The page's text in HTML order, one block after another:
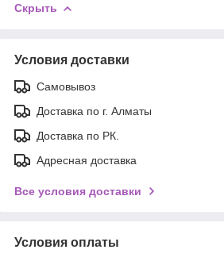
Скрыть
Условия доставки
Самовывоз
Доставка по г. Алматы
Доставка по РК.
Адресная доставка
Все условия доставки
Условия оплаты